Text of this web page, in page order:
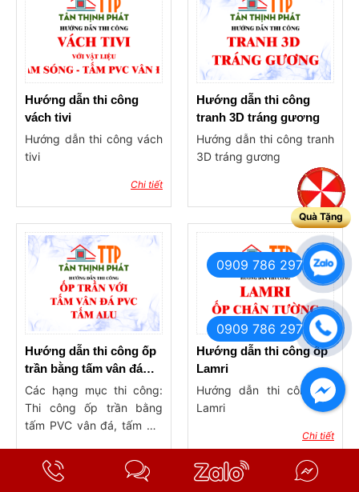
Hướng dẫn thi công
vách tivi
Hướng dẫn thi công vách
tivi
Chi tiết
Hướng dẫn thi công
tranh 3D tráng gương
Hướng dẫn thi công tranh
3D tráng gương
Chi tiết
Hướng dẫn thi công ốp
trần bằng tấm vân đá
PVC, Alu
Các hạng mục thi công:
Thi công ốp trần bằng
tấm PVC vân đá, tấm Alu
ngủ, trần nhà … cho công
trình dân dụng, văn
Chi tiết
Hướng dẫn thi công ốp
Lamri
Hướng dẫn thi công ốp
Lamri
Chi tiết
Quà Tặng
0909 786 297
0909 786 297